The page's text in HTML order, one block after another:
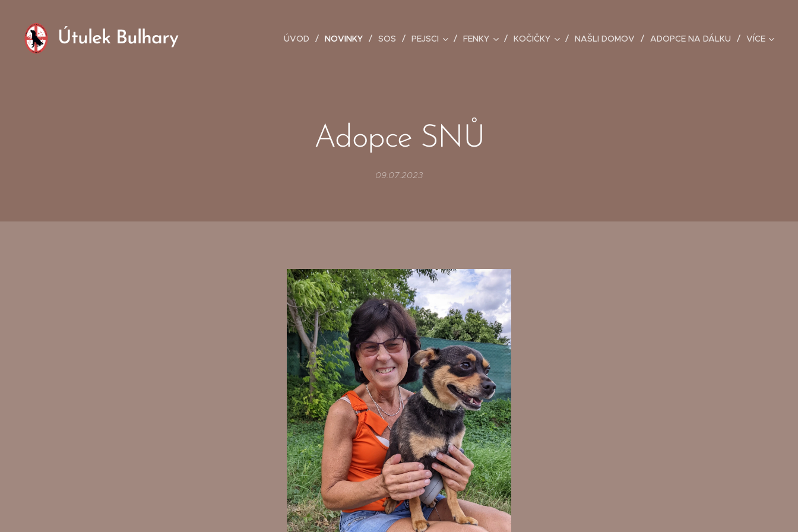
Útulek Bulhary ÚVOD NOVINKY SOS PEJSCI FENKY KOČIČKY NAŠLI DOMOV ADOPCE NA DÁLKU VÍCE
Adopce SNŮ
09.07.2023